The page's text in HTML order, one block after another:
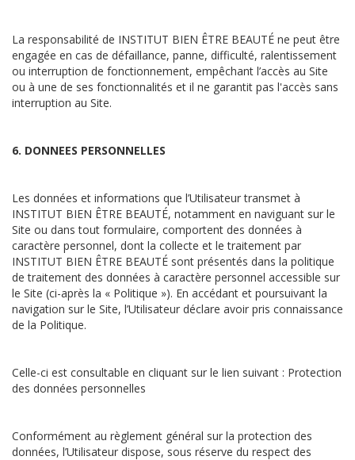
La responsabilité de INSTITUT BIEN ÊTRE BEAUTÉ ne peut être
engagée en cas de défaillance, panne, difficulté, ralentissement
ou interruption de fonctionnement, empêchant l’accès au Site
ou à une de ses fonctionnalités et il ne garantit pas l'accès sans
interruption au Site.
6. DONNEES PERSONNELLES
Les données et informations que l’Utilisateur transmet à
INSTITUT BIEN ÊTRE BEAUTÉ, notamment en naviguant sur le
Site ou dans tout formulaire, comportent des données à
caractère personnel, dont la collecte et le traitement par
INSTITUT BIEN ÊTRE BEAUTÉ sont présentés dans la politique
de traitement des données à caractère personnel accessible sur
le Site (ci-après la « Politique »). En accédant et poursuivant la
navigation sur le Site, l’Utilisateur déclare avoir pris connaissance
de la Politique.
Celle-ci est consultable en cliquant sur le lien suivant : Protection
des données personnelles
Conformément au règlement général sur la protection des
données, l’Utilisateur dispose, sous réserve du respect des